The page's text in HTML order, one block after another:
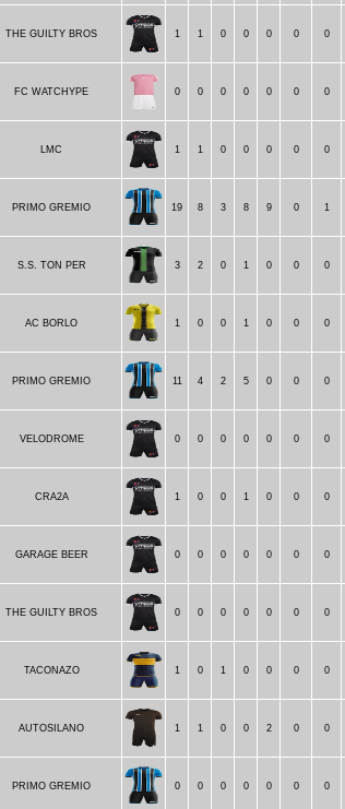
THE GUILTY BROS 1 1 0 0 0 0 0
FC WATCHYPE 0 0 0 0 0 0 0
LMC 1 1 0 0 0 0 0
PRIMO GREMIO 19 8 3 8 9 0 1
S.S. TON PER 3 2 0 1 0 0 0
AC BORLO 1 0 0 1 0 0 0
PRIMO GREMIO 11 4 2 5 0 0 0
VELODROME 0 0 0 0 0 0 0
CRA2A 1 0 0 1 0 0 0
GARAGE BEER 0 0 0 0 0 0 0
THE GUILTY BROS 0 0 0 0 0 0 0
TACONAZO 1 0 1 0 0 0 0
AUTOSILANO 1 1 0 0 2 0 0
PRIMO GREMIO 0 0 0 0 0 0 0